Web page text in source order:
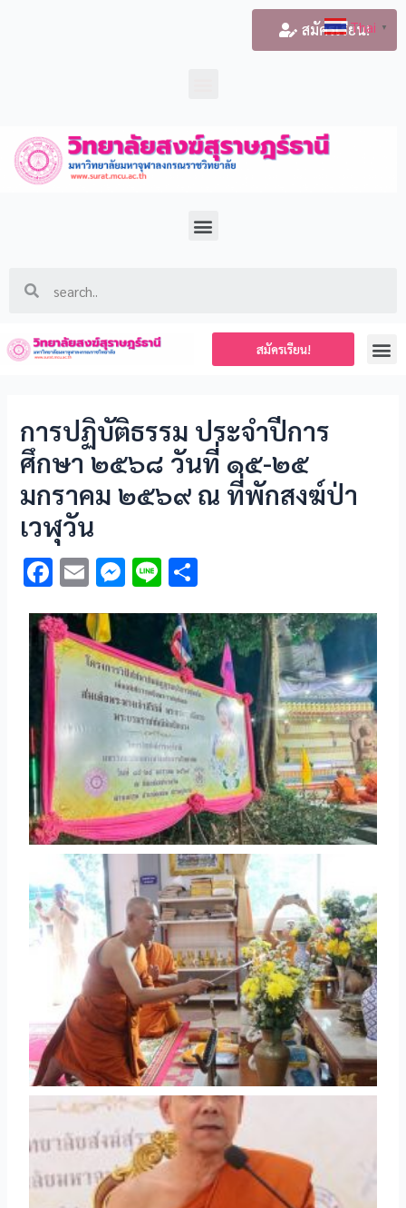
สมัครเรียน!
สมัครเรียน!
การปฏิบัติธรรม ประจำปีการ
ศึกษา ๒๕๖๘ วันที่ ๑๕-๒๕
มกราคม ๒๕๖๙ ณ ที่พักสงฆ์ป่า
เวฬุวัน
F
e
b
o
o
k
E
ai
l
M
n
g
er
Li
e ar
e
Thai ▼